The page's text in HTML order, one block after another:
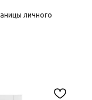
личного